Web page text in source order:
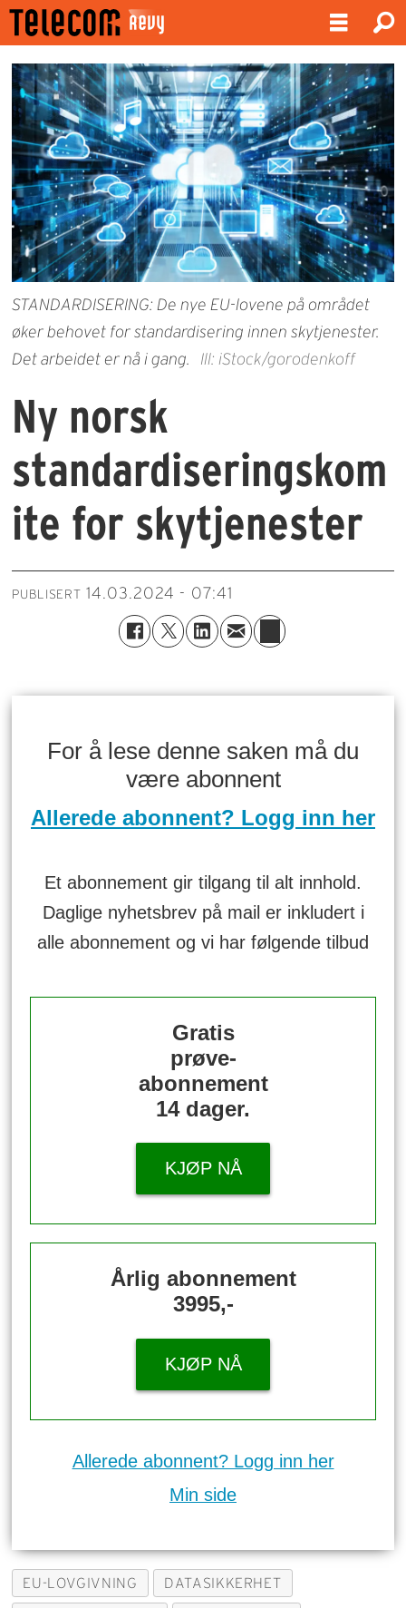
STANDARDISERING: De nye EU-lovene på området
øker behovet for standardisering innen skytjenester.
Det arbeidet er nå i gang.
Ill: iStock/gorodenkoff
Ny norsk
standardiseringskom
ite for skytjenester
PUBLISERT 14.03.2024 - 07:41
For å lese denne saken må du
være abonnent
Allerede abonnent? Logg inn her
Et abonnement gir tilgang til alt innhold.
Daglige nyhetsbrev på mail er inkludert i
alle abonnement og vi har følgende tilbud
Gratis
prøve-
abonnement
14 dager.
KJØP NÅ
Årlig abonnement
3995,-
KJØP NÅ
Allerede abonnent? Logg inn her
Min side
EU-LOVGIVNING DATASIKKERHET